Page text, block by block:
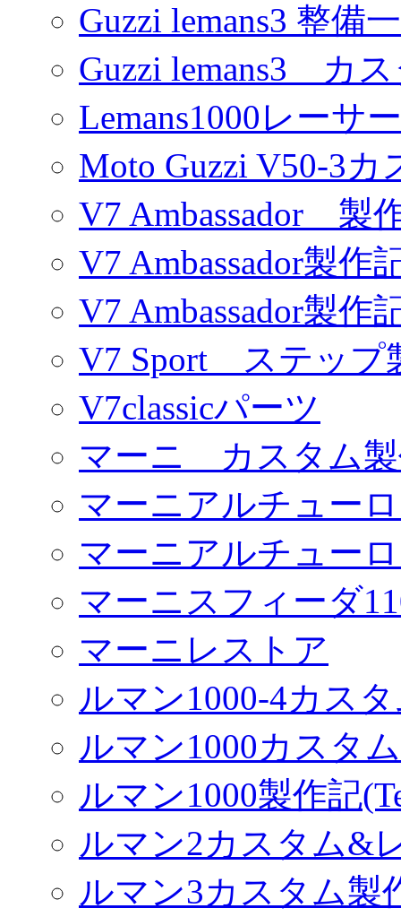
Guzzi lemans3 整備
Guzzi lemans3 カ
Lemans1000レーサ
Moto Guzzi V50-3カ
V7 Ambassador 製
V7 Ambassador製作
V7 Ambassador製作
V7 Sport ステップ
V7classicパーツ
マーニ カスタム
マーニアルチュー
マーニアルチュー
マーニスフィーダ
マーニレストア
ルマン1000-4カス
ルマン1000カスタ
ルマン1000製作記
ルマン2カスタム&
ルマン3カスタム製